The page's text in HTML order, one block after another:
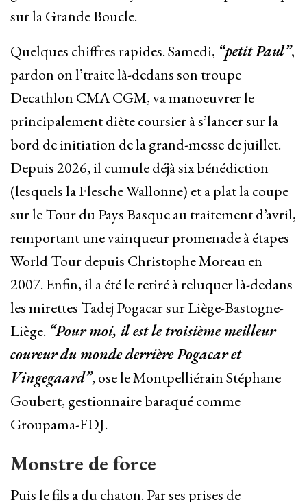
sur la Grande Boucle.
Quelques chiffres rapides. Samedi, “petit Paul”,
pardon on l’traite là-dedans son troupe
Decathlon CMA CGM, va manoeuvrer le
principalement diète coursier à s’lancer sur la
bord de initiation de la grand-messe de juillet.
Depuis 2026, il cumule déjà six bénédiction
(lesquels la Flesche Wallonne) et a plat la coupe
sur le Tour du Pays Basque au traitement d’avril,
remportant une vainqueur promenade à étapes
World Tour depuis Christophe Moreau en
2007. Enfin, il a été le retiré à reluquer là-dedans
les mirettes Tadej Pogacar sur Liège-Bastogne-
Liège. “Pour moi, il est le troisième meilleur
coureur du monde derrière Pogacar et
Vingegaard”, ose le Montpelliérain Stéphane
Goubert, gestionnaire baraqué comme
Groupama-FDJ.
Monstre de force
Puis le fils a du chaton. Par ses prises de